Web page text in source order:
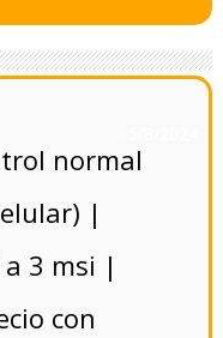
normal
|
a 3 msi |
con